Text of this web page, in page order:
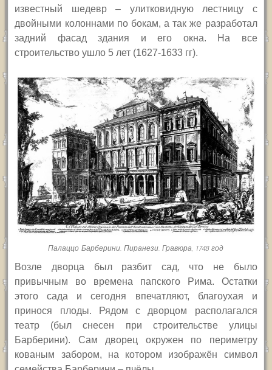
известный шедевр – улитковидную лестницу с
двойными колоннами по бокам, а так же разработал
задний фасад здания и его окна. На все
строительство ушло 5 лет (1627-1633 гг).
Палаццо Барберини. Пиранези. Гравюра, 1748 год
Возле дворца был разбит сад, что не было
привычным во времена папского Рима. Остатки
этого сада и сегодня впечатляют, благоухая и
принося плоды. Рядом с дворцом располагался
театр (был снесен при строительстве улицы
Барберини). Сам дворец окружен по периметру
кованым забором, на котором изображён символ